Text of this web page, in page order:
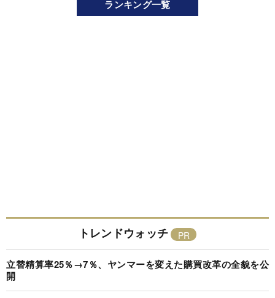
ランキング一覧
トレンドウォッチ
立替精算率25％→7％、ヤンマーを変えた購買改革の全貌を公
開